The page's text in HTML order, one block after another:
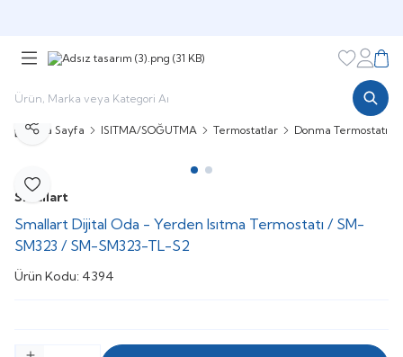
Favorilerim
Ana Sayfa ISITMA/SOĞUTMA Termostatlar Donma Termostatı
Favoriye Ekle
Paylaş
Smallart
Smallart Dijital Oda - Yerden Isıtma Termostatı / SM-
SM323 / SM-SM323-TL-S2
Ürün Kodu: 4394